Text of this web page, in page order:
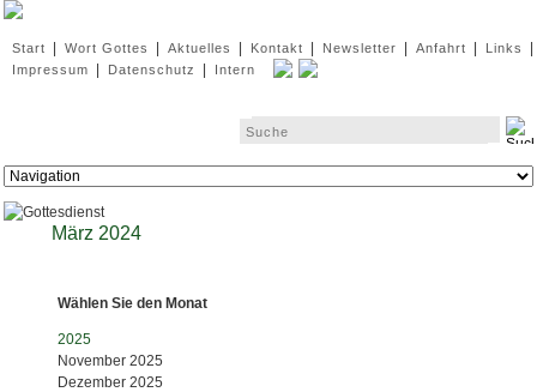
überspringen
Start Wort Gottes Aktuelles Kontakt Newsletter Anfahrt Links
Impressum Datenschutz Intern
Zielseite
März 2024
Wählen Sie den Monat
2025
November 2025
Dezember 2025